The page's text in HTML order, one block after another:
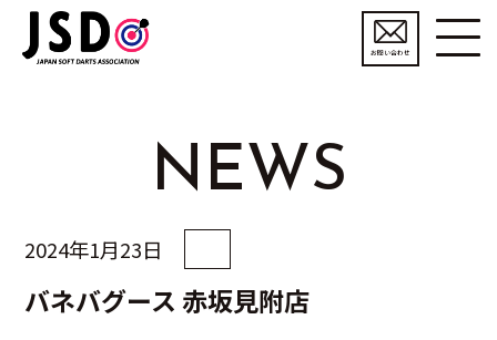
お問い合わせ
NEWS
2024年1月23日
バネバグース 赤坂見附店